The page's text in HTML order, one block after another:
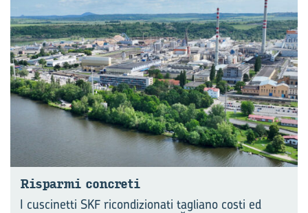
Ri­spar­mi con­cre­ti
I cuscinetti SKF ricondizionati tagliano costi ed